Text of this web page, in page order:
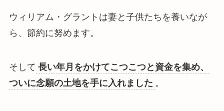
ウィリアム・グラントは妻と子供たちを養いなが
ら、節約に努めます。
そして 長い年月をかけてこつこつと資金を集め、
ついに念願の土地を手に入れました 。